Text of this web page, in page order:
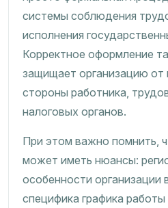
системы соблюдения
исполнения
Корректное оформление
защищает организацию от
стороны работника,
налоговых органов.
При этом важно помнить,
может иметь нюансы:
особенности организации
специфика графика